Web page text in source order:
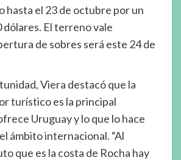
hasta el 23 de octubre por un
dólares. El terreno vale
de sobres será este 24 de
Viera destacó que la
turístico es la principal
Uruguay y lo que lo hace
ámbito internacional. “Al
que es la costa de Rocha hay